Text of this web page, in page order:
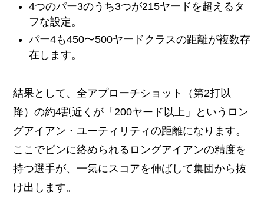
4つのパー3のうち3つが215ヤードを超えるタ
フな設定。
パー4も450〜500ヤードクラスの距離が複数存
在します。
結果として、全アプローチショット（第2打以
降）の約4割近くが「200ヤード以上」というロン
グアイアン・ユーティリティの距離になります。
ここでピンに絡められるロングアイアンの精度を
持つ選手が、一気にスコアを伸ばして集団から抜
け出します。